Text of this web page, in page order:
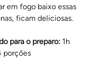
em fogo baixo essas
ficam deliciosas.
para o preparo: 1h
porções